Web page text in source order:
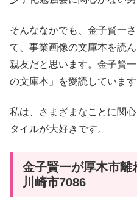
そんななかでも、金子賢一
て、事業画像の文庫本を読
親友だと思います。金子賢
の文庫本」を愛読しています
私は、さまざまなことに関
タイルが大好きです。
金子賢一が厚木市離
川崎市7086